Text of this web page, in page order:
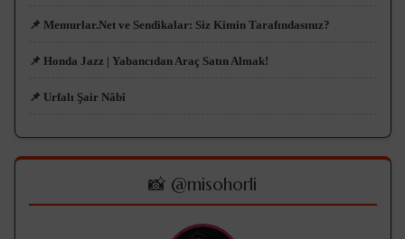
📌 Memurlar.Net ve Sendikalar: Siz Kimin Tarafındasınız?
📌 Honda Jazz | Yabancıdan Araç Satın Almak!
📌 Urfalı Şair Nâbî
📸 @misohorli